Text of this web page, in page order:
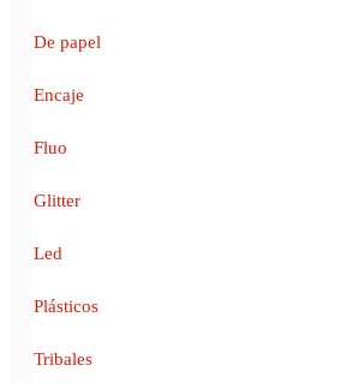
De papel
Encaje
Fluo
Glitter
Led
Plásticos
Tribales